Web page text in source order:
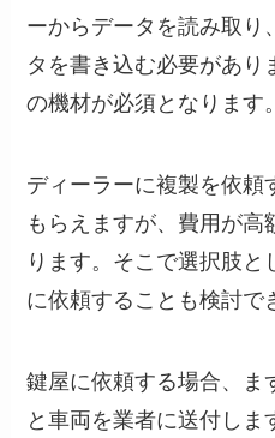
ーからデータを読み取
タを書き込む必要があ
の機材が必須となります。
ディーラーに複製を依頼
もらえますが、費用が
ります。そこで選択肢
に依頼することも検討で
鍵屋に依頼する場合、ま
と車両を業者に送付し